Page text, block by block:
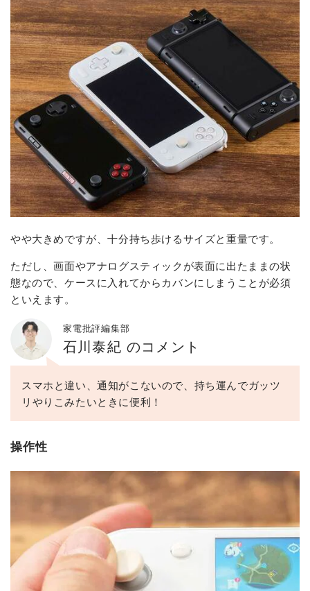
やや大きめですが、十分持ち歩けるサイズと重量です。
ただし、画面やアナログスティックが表面に出たままの状
態なので、ケースに入れてからカバンにしまうことが必須
といえます。
家電批評編集部
石川泰紀 のコメント
スマホと違い、通知がこないので、持ち運んでガッツ
リやりこみたいときに便利！
操作性